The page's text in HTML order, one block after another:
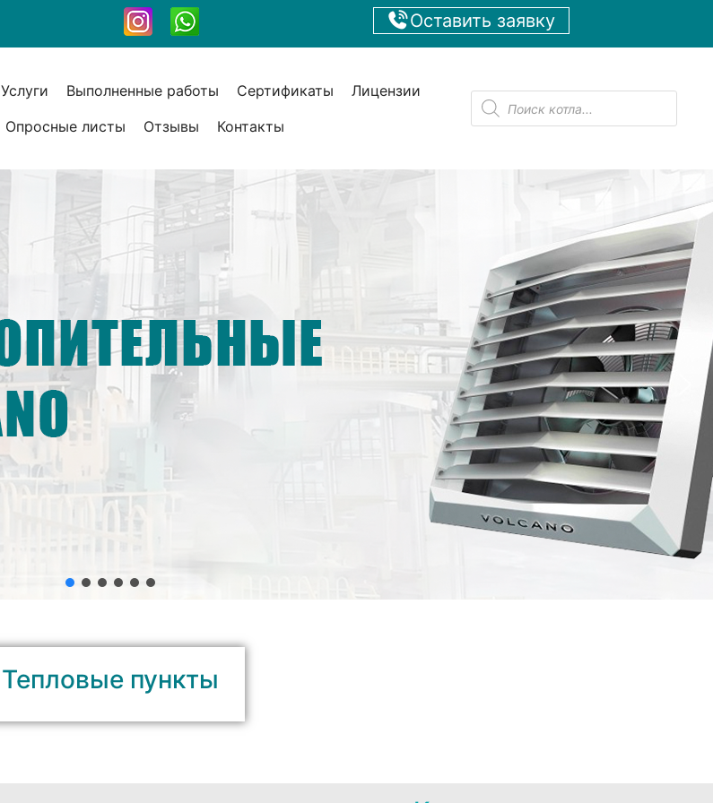
Оставить заявку
Услуги Выполненные работы Сертификаты
Лицензии
Опросные листы
Отзывы Контакты
Поиск
товаров
Тепловые пункты